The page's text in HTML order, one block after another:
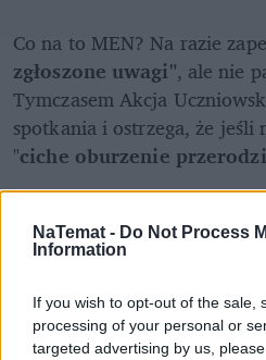
NaTemat - Do Not Process
Information
If you wish to opt-out of the sale,
processing of your personal or
targeted advertising by us,
Co na to MEN? Na razie
zgłoszone uwagi", ale nie
Tymczasem Akcja
spotkania i ostrzega, że
"ciche oburzenie
wycieczek
nauczycieli...